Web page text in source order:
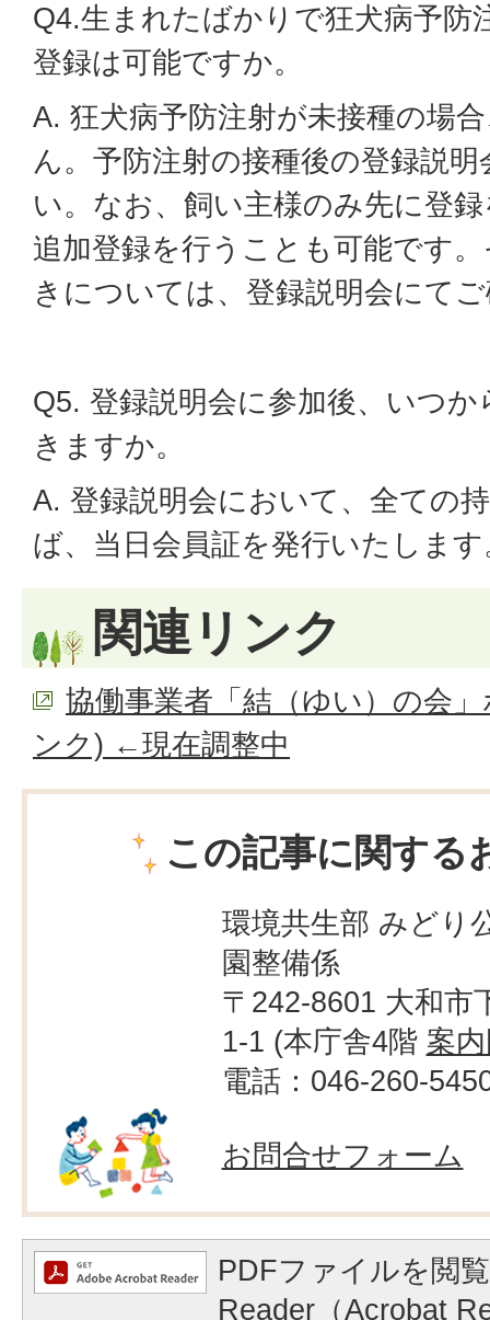
Q4.生まれたばかりで狂犬病予防
登録は可能ですか。
A. 狂犬病予防注射が未接種の場
ん。予防注射の接種後の登録説
い。なお、飼い主様のみ先に登
追加登録を行うことも可能です
きについては、登録説明会にて
Q5. 登録説明会に参加後、いつ
きますか。
A. 登録説明会において、全ての
ば、当日会員証を発行いたします
関連リンク
協働事業者「結（ゆい）の会
ンク) ←現在調整中
この記事に関する
環境共生部 みどり
園整備係
〒242-8601 大和市
1-1 (本庁舎4階 案
電話：046-260-
お問合せフォーム
PDFファイルを閲
Reader（Acrobat